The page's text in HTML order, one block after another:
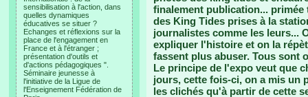
sensibilisation à l'action, dans
quelles dynamiques
éducatives se situer ?
Echanges et réflexions sur la
place de l'engagement en
France et à l'étranger ;
présentation d'outils et
d'actions pédagogiques ".
Séminaire jeunesse à
l'initiative de la Ligue de
l'Enseignement Fédération de
finalement publication...
des King Tides prises à la
journalistes comme les leurs...
expliquer l'histoire et on la
fassent plus abuser. Tous sont
Le principe de l'expo veut que
jours, cette fois-ci, on a mis un
les clichés qu'à partir de cette